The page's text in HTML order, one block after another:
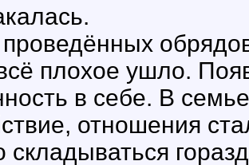
плохое ушло.
в себе. В
отношения
складываться